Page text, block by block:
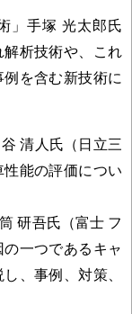
」手塚 光太郎氏
析技術や、これ
を含む新技術に
清人氏（日立三
能の評価につい
研吾氏（富士 フ
一つであるキャ
、事例、対策、